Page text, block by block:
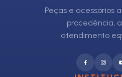
Peças e acessórios
procedência,
atendimento